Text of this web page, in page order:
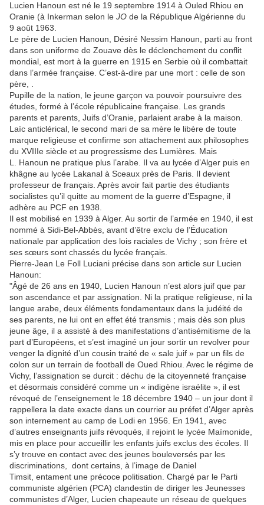
Lucien Hanoun est né le 19 septembre 1914 à Ouled Rhiou en
Oranie (à Inkerman selon le JO de la République Algérienne du
9 août 1963.
Le père de Lucien Hanoun, Désiré Nessim Hanoun, parti au front
dans son uniforme de Zouave dès le déclenchement du conflit
mondial, est mort à la guerre en 1915 en Serbie où il combattait
dans l’armée française. C’est-à-dire par une mort : celle de son
père, .
Pupille de la nation, le jeune garçon va pouvoir poursuivre des
études, formé à l’école républicaine française. Les grands
parents et parents, Juifs d’Oranie, parlaient arabe à la maison.
Laïc anticlérical, le second mari de sa mère le libère de toute
marque religieuse et confirme son attachement aux philosophes
du XVIIIe siècle et au progressisme des Lumières. Mais
L. Hanoun ne pratique plus l’arabe. Il va au lycée d’Alger puis en
khâgne au lycée Lakanal à Sceaux près de Paris. Il devient
professeur de français. Après avoir fait partie des étudiants
socialistes qu’il quitte au moment de la guerre d’Espagne, il
adhère au PCF en 1938.
Il est mobilisé en 1939 à Alger. Au sortir de l’armée en 1940, il est
nommé à Sidi-Bel-Abbès, avant d’être exclu de l’Éducation
nationale par application des lois raciales de Vichy ; son frère et
ses sœurs sont chassés du lycée français.
Pierre-Jean Le Foll Luciani précise dans son article sur Lucien
Hanoun:
"Âgé de 26 ans en 1940, Lucien Hanoun n’est alors juif que par
son ascendance et par assignation. Ni la pratique religieuse, ni la
langue arabe, deux éléments fondamentaux dans la judéité de
ses parents, ne lui ont en effet été transmis ; mais dès son plus
jeune âge, il a assisté à des manifestations d’antisémitisme de la
part d’Européens, et s’est imaginé un jour sortir un revolver pour
venger la dignité d’un cousin traité de « sale juif » par un fils de
colon sur un terrain de football de Oued Rhiou. Avec le régime de
Vichy, l’assignation se durcit : déchu de la citoyenneté française
et désormais considéré comme un « indigène israélite », il est
révoqué de l’enseignement le 18 décembre 1940 – un jour dont il
rappellera la date exacte dans un courrier au préfet d’Alger après
son internement au camp de Lodi en 1956. En 1941, avec
d’autres enseignants juifs révoqués, il rejoint le lycée Maïmonide,
mis en place pour accueillir les enfants juifs exclus des écoles. Il
s’y trouve en contact avec des jeunes bouleversés par les
discriminations, dont certains, à l’image de Daniel
Timsit, entament une précoce politisation. Chargé par le Parti
communiste algérien (PCA) clandestin de diriger les Jeunesses
communistes d’Alger, Lucien chapeaute un réseau de quelques